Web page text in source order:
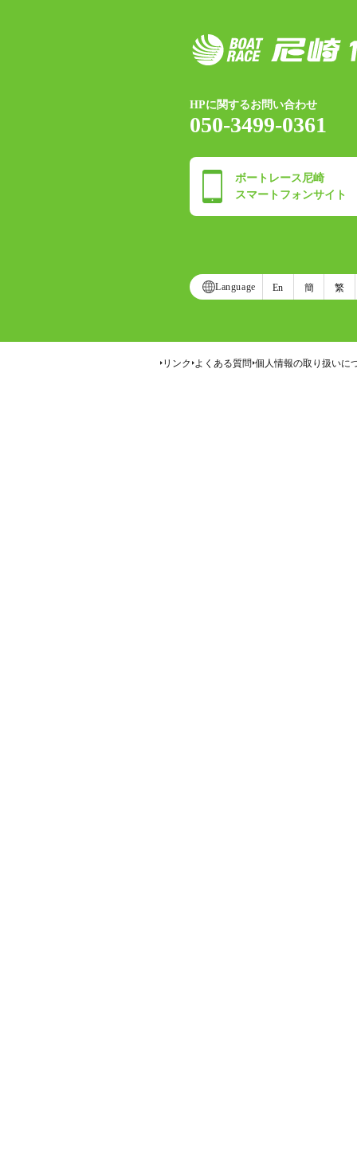
HPに関するお問い合わせ
050-3499-0361
ボートレース尼崎
スマートフォンサイト
Language En 簡 繁
リンク よくある質問 個人情報の取り扱いに